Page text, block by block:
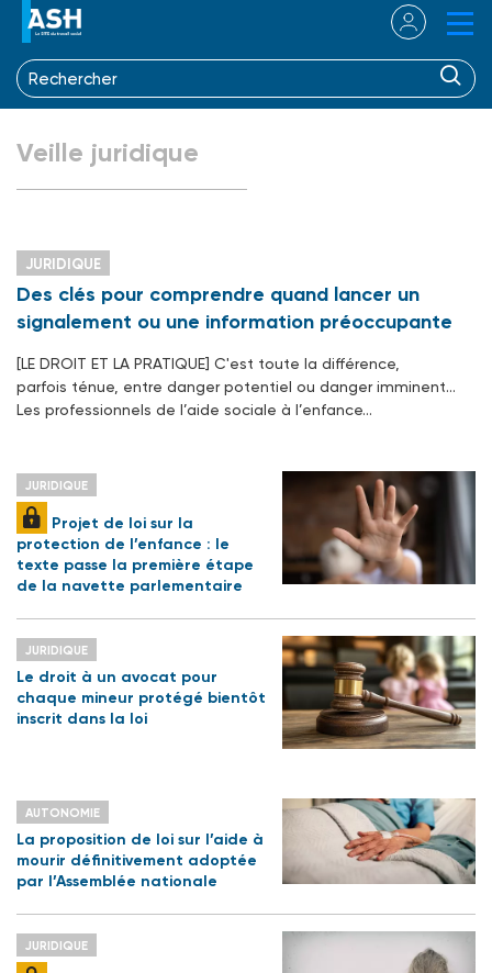
Veille juridique
JURIDIQUE
Des clés pour comprendre quand lancer un
signalement ou une information préoccupante
[LE DROIT ET LA PRATIQUE] C'est toute la différence,
parfois ténue, entre danger potentiel ou danger imminent…
Les professionnels de l’aide sociale à l’enfance…
JURIDIQUE
Projet de loi sur la
protection de l’enfance : le
texte passe la première étape
de la navette parlementaire
JURIDIQUE
Le droit à un avocat pour
chaque mineur protégé bientôt
inscrit dans la loi
AUTONOMIE
La proposition de loi sur l’aide à
mourir définitivement adoptée
par l’Assemblée nationale
JURIDIQUE